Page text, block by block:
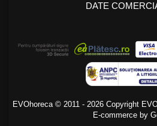
DATE
EVOhoreca © 2011 - 2026 Copyright
E-commerce by